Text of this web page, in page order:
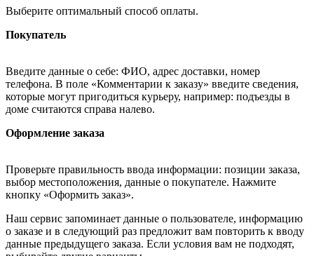
Выберите оптимальный способ оплаты.
Покупатель
Введите данные о себе: ФИО, адрес доставки, номер
телефона. В поле «Комментарии к заказу» введите сведения,
которые могут пригодиться курьеру, например: подъезды в
доме считаются справа налево.
Оформление заказа
Проверьте правильность ввода информации: позиции заказа,
выбор местоположения, данные о покупателе. Нажмите
кнопку «Оформить заказ».
Наш сервис запоминает данные о пользователе, информацию
о заказе и в следующий раз предложит вам повторить к вводу
данные предыдущего заказа. Если условия вам не подходят,